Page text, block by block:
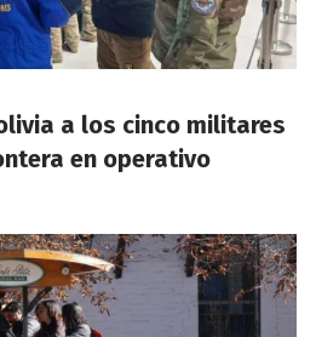
a los cinco militares
en operativo